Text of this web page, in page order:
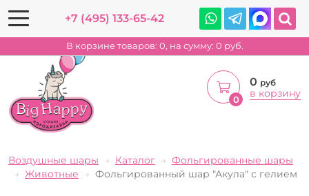
+7 (495) 133-65-42
В корзине товаров: 0, на сумму: 0 руб.
0
0 руб
в корзину
Воздушные шары Каталог
Фольгированные шары
Животные
Фольгированный шар "Акула" с гелием